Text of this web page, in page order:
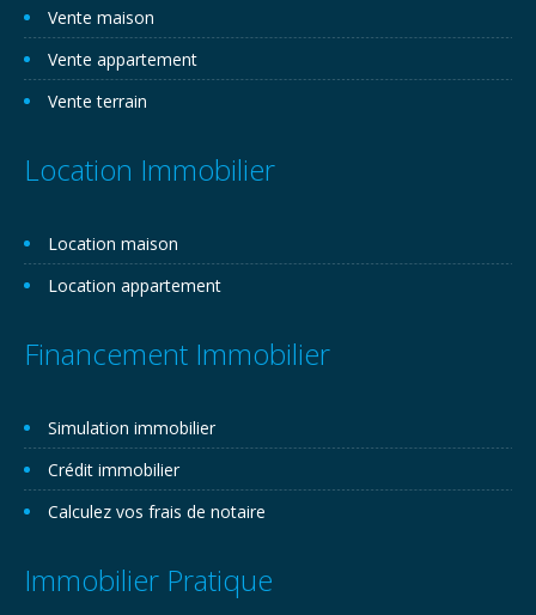
Vente maison
Vente appartement
Vente terrain
Location Immobilier
Location maison
Location appartement
Financement Immobilier
Simulation immobilier
Crédit immobilier
Calculez vos frais de notaire
Immobilier Pratique